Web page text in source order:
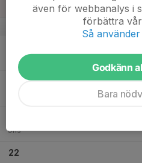
v.38
Mån
Ons
22
även för webbanalys i
förbättra
Så
Godkänn
Bara